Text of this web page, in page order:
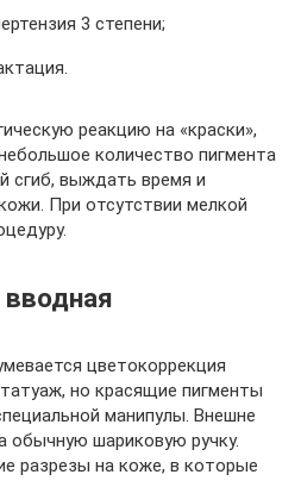
3 степени;
реакцию на «краски»,
количество пигмента
сгиб, выждать время и
При отсутствии мелкой
цветокоррекция
но красящие пигменты
манипулы. Внешне
обычную шариковую ручку.
разрезы на коже, в которые